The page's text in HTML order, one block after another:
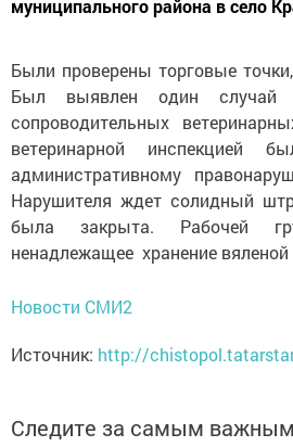
муниципального района в село
Были проверены торговые
Был выявлен один
сопроводительных
ветеринарной
административному
Нарушителя ждет солидный
была закрыта. Рабочей
ненадлежащее хранение
Новости СМИ2
Источник: http://
Следите за самым